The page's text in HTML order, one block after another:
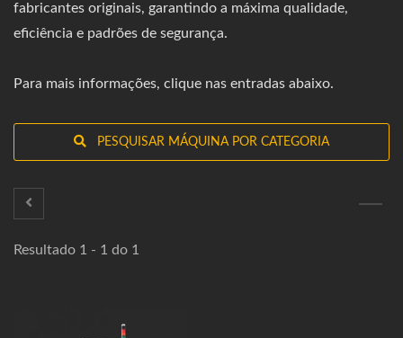
fabricantes originais, garantindo a máxima qualidade,
eficiência e padrões de segurança.
Para mais informações, clique nas entradas abaixo.
PESQUISAR MÁQUINA POR CATEGORIA
Resultado 1 - 1 do 1